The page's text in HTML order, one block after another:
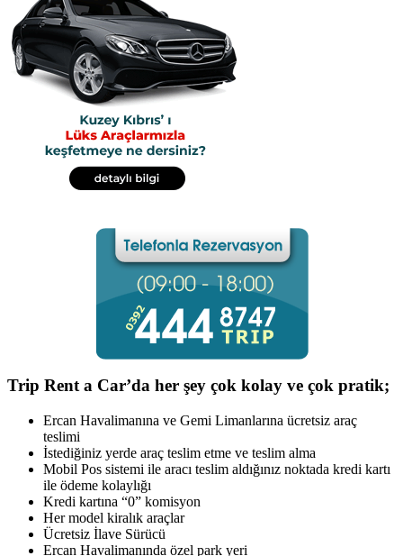
Trip Rent a Car’da her şey çok kolay ve çok pratik;
Ercan Havalimanına ve Gemi Limanlarına ücretsiz araç
teslimi
İstediğiniz yerde araç teslim etme ve teslim alma
Mobil Pos sistemi ile aracı teslim aldığınız noktada kredi kartı
ile ödeme kolaylığı
Kredi kartına “0” komisyon
Her model kiralık araçlar
Ücretsiz İlave Sürücü
Ercan Havalimanında özel park yeri